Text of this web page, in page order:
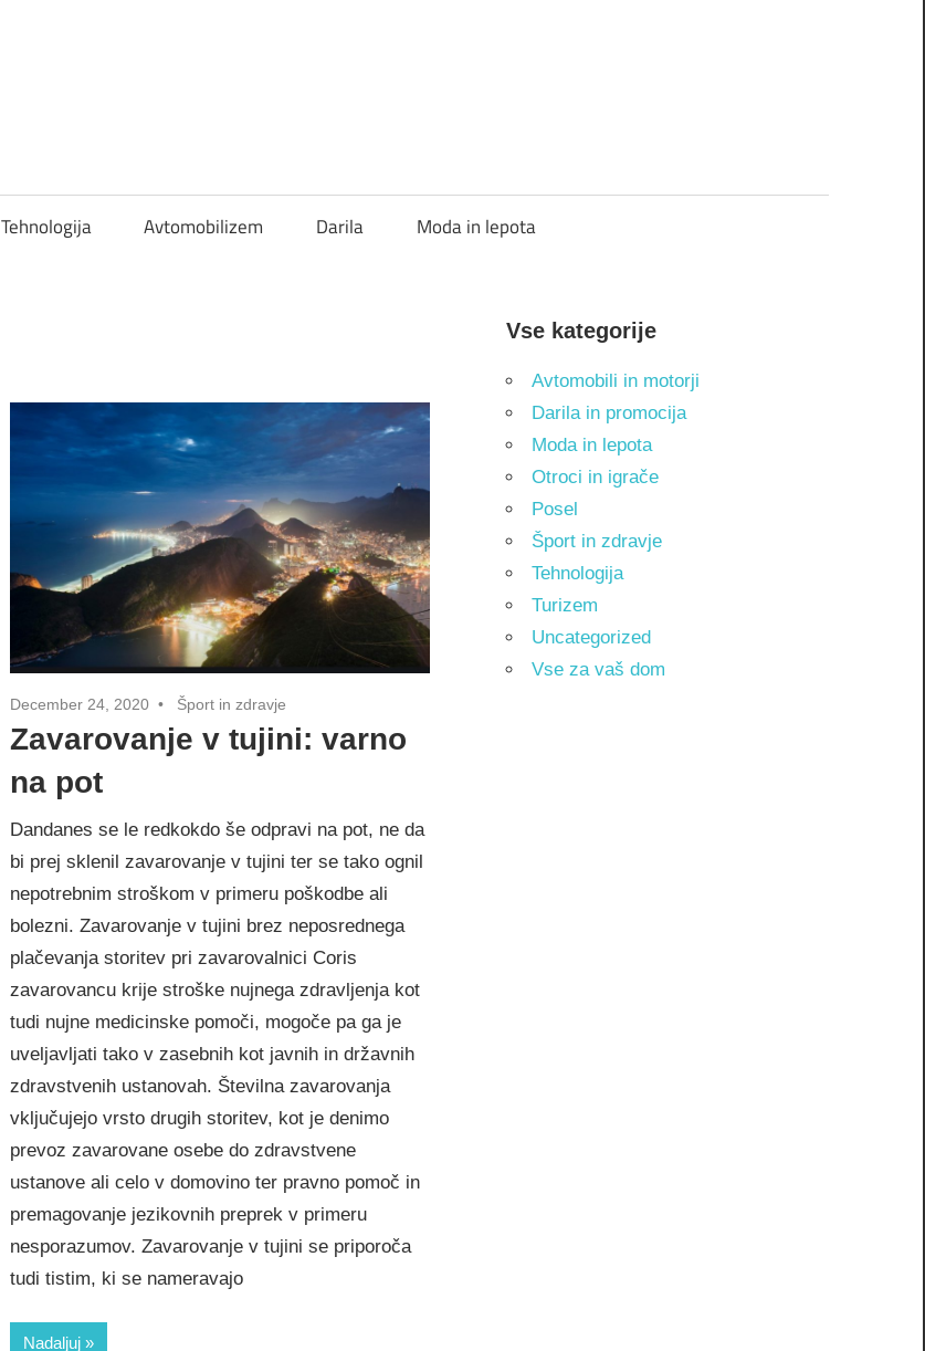
Tehnologija Avtomobilizem Darila Moda in lepota
December 24, 2020 Šport in zdravje
Zavarovanje v tujini: varno
na pot
Dandanes se le redkokdo še odpravi na pot, ne da
bi prej sklenil zavarovanje v tujini ter se tako ognil
nepotrebnim stroškom v primeru poškodbe ali
bolezni. Zavarovanje v tujini brez neposrednega
plačevanja storitev pri zavarovalnici Coris
zavarovancu krije stroške nujnega zdravljenja kot
tudi nujne medicinske pomoči, mogoče pa ga je
uveljavljati tako v zasebnih kot javnih in državnih
zdravstvenih ustanovah. Številna zavarovanja
vključujejo vrsto drugih storitev, kot je denimo
prevoz zavarovane osebe do zdravstvene
ustanove ali celo v domovino ter pravno pomoč in
premagovanje jezikovnih preprek v primeru
nesporazumov. Zavarovanje v tujini se priporoča
tudi tistim, ki se nameravajo
Nadaljuj
Vse kategorije
Avtomobili in motorji
Darila in promocija
Moda in lepota
Otroci in igrače
Posel
Šport in zdravje
Tehnologija
Turizem
Uncategorized
Vse za vaš dom